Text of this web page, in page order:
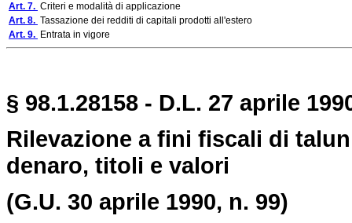
Art. 7. Criteri e modalità di applicazione
Art. 8. Tassazione dei redditi di capitali prodotti all'estero
Art. 9. Entrata in vigore
§ 98.1.28158 - D.L. 27 aprile
Rilevazione a fini fiscali di
denaro, titoli e valori
(G.U. 30 aprile 1990, n. 99)